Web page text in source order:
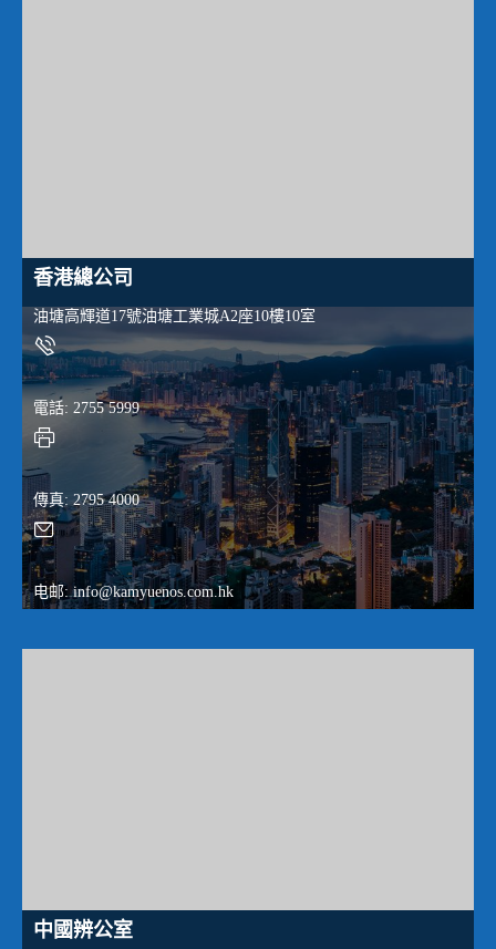
香港總公司
油塘高輝道17號油塘工業城A2座10樓10室
電話: 2755 5999
傳真: 2795 4000
电邮: info@kamyuenos.com.hk
中國辨公室